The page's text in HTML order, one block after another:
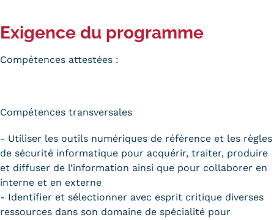
Exigence du programme
Compétences attestées :
Compétences transversales
- Utiliser les outils numériques de référence et les règles
de sécurité informatique pour acquérir, traiter, produire
et diffuser de l’information ainsi que pour collaborer en
interne et en externe
- Identifier et sélectionner avec esprit critique diverses
ressources dans son domaine de spécialité pour